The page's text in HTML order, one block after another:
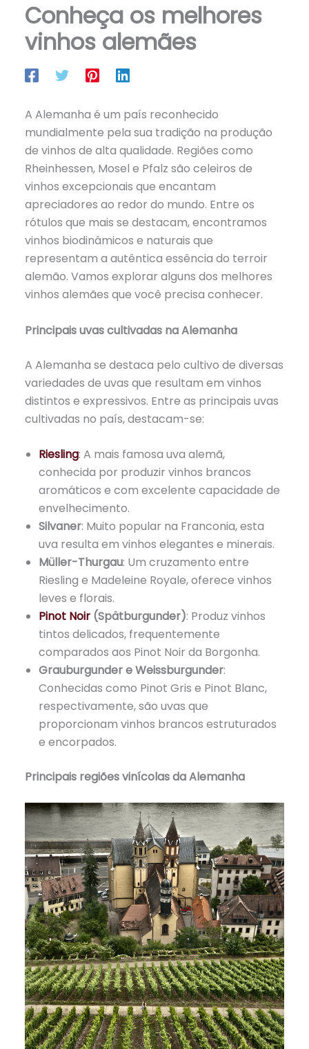
Conheça os melhores
vinhos alemães
A Alemanha é um país reconhecido
mundialmente pela sua tradição na produção
de vinhos de alta qualidade. Regiões como
Rheinhessen, Mosel e Pfalz são celeiros de
vinhos excepcionais que encantam
apreciadores ao redor do mundo. Entre os
rótulos que mais se destacam, encontramos
vinhos biodinâmicos e naturais que
representam a autêntica essência do terroir
alemão. Vamos explorar alguns dos melhores
vinhos alemães que você precisa conhecer.
Principais uvas cultivadas na Alemanha
A Alemanha se destaca pelo cultivo de diversas
variedades de uvas que resultam em vinhos
distintos e expressivos. Entre as principais uvas
cultivadas no país, destacam-se:
Riesling: A mais famosa uva alemã,
conhecida por produzir vinhos brancos
aromáticos e com excelente capacidade de
envelhecimento.
Silvaner: Muito popular na Franconia, esta
uva resulta em vinhos elegantes e minerais.
Müller-Thurgau: Um cruzamento entre
Riesling e Madeleine Royale, oferece vinhos
leves e florais.
Pinot Noir (Spätburgunder): Produz vinhos
tintos delicados, frequentemente
comparados aos Pinot Noir da Borgonha.
Grauburgunder e Weissburgunder:
Conhecidas como Pinot Gris e Pinot Blanc,
respectivamente, são uvas que
proporcionam vinhos brancos estruturados
e encorpados.
Principais regiões vinícolas da Alemanha